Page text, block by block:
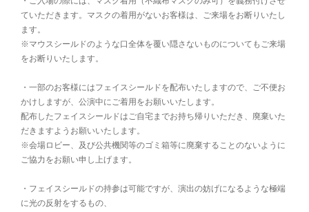
ていただきます。マスクの着用がないお客様は、ご来場をお断りいたし
ます。
※マウスシールドのような口全体を覆い隠さないものについてもご来場
をお断りいたします。
・一部のお客様にはフェイスシールドを配布いたしますので、ご不便お
かけしますが、公演中にご着用をお願いいたします。
配布したフェイスシールドはご自宅までお持ち帰りいただき、廃棄いた
だきますようお願いいたします。
※会場ロビー、及び公共機関等のゴミ箱等に廃棄することのないように
ご協力をお願い申し上げます。
・フェイスシールドの持参は可能ですが、演出の妨げになるような極端
に光の反射をするもの、